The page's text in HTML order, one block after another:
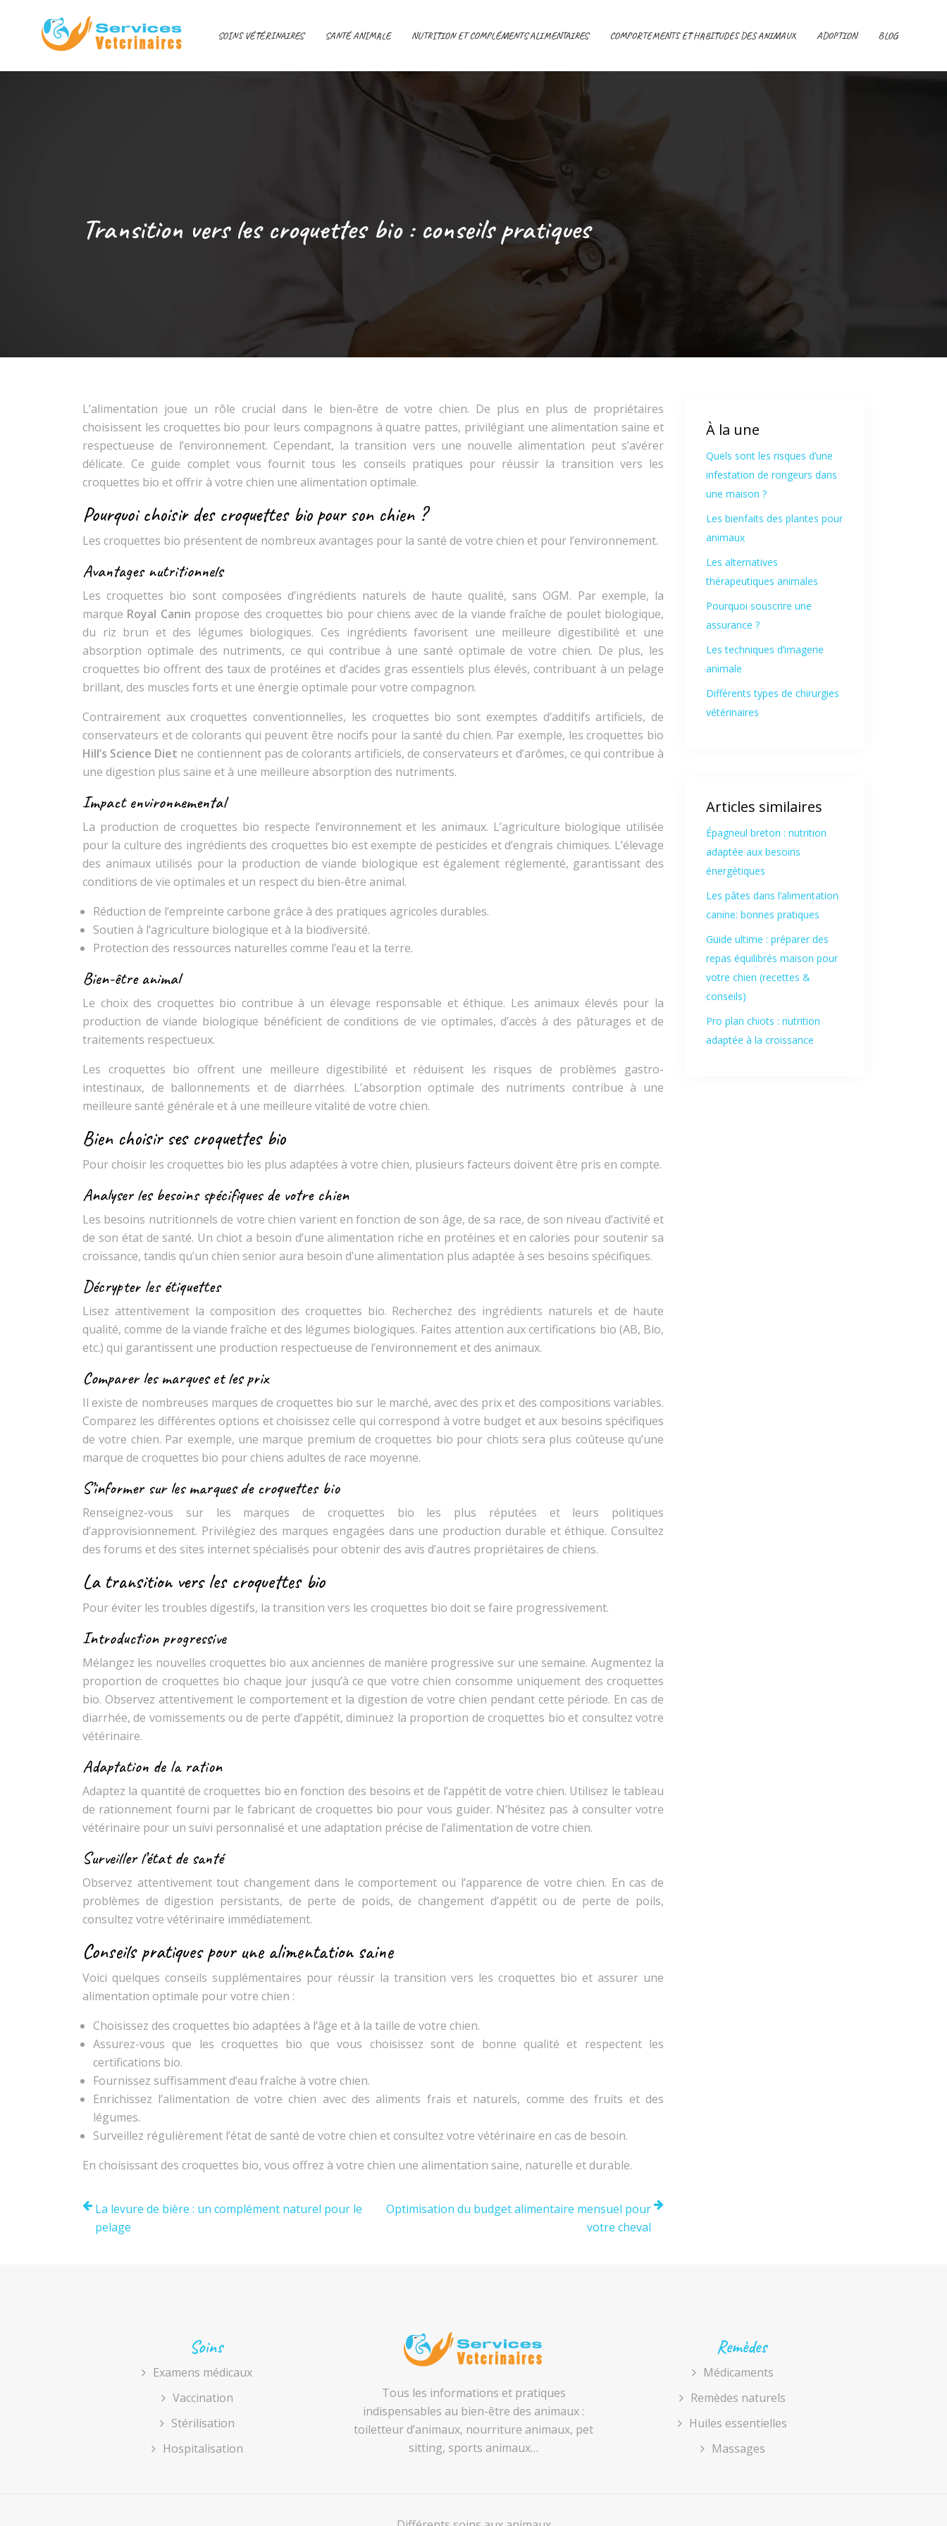
SOINS VÉTÉRINAIRES SANTÉ ANIMALE NUTRITION ET COMPLÉMENTS ALIMENTAIRES COMPORTEMENTS ET HABITUDES DES ANIMAUX ADOPTION BLOG
Transition vers les croquettes bio : conseils pratiques
L’alimentation joue un rôle crucial dans le bien-être de votre chien. De plus en plus de propriétaires
choisissent les croquettes bio pour leurs compagnons à quatre pattes, privilégiant une alimentation saine et
respectueuse de l’environnement. Cependant, la transition vers une nouvelle alimentation peut s’avérer
délicate. Ce guide complet vous fournit tous les conseils pratiques pour réussir la transition vers les
croquettes bio et offrir à votre chien une alimentation optimale.
Pourquoi choisir des croquettes bio pour son chien ?
Les croquettes bio présentent de nombreux avantages pour la santé de votre chien et pour l’environnement.
Avantages nutritionnels
Les croquettes bio sont composées d’ingrédients naturels de haute qualité, sans OGM. Par exemple, la
marque Royal Canin propose des croquettes bio pour chiens avec de la viande fraîche de poulet biologique,
du riz brun et des légumes biologiques. Ces ingrédients favorisent une meilleure digestibilité et une
absorption optimale des nutriments, ce qui contribue à une santé optimale de votre chien. De plus, les
croquettes bio offrent des taux de protéines et d’acides gras essentiels plus élevés, contribuant à un pelage
brillant, des muscles forts et une énergie optimale pour votre compagnon.
Contrairement aux croquettes conventionnelles, les croquettes bio sont exemptes d’additifs artificiels, de
conservateurs et de colorants qui peuvent être nocifs pour la santé du chien. Par exemple, les croquettes bio
Hill’s Science Diet ne contiennent pas de colorants artificiels, de conservateurs et d’arômes, ce qui contribue à
une digestion plus saine et à une meilleure absorption des nutriments.
Impact environnemental
La production de croquettes bio respecte l’environnement et les animaux. L’agriculture biologique utilisée
pour la culture des ingrédients des croquettes bio est exempte de pesticides et d’engrais chimiques. L’élevage
des animaux utilisés pour la production de viande biologique est également réglementé, garantissant des
conditions de vie optimales et un respect du bien-être animal.
Réduction de l’empreinte carbone grâce à des pratiques agricoles durables.
Soutien à l’agriculture biologique et à la biodiversité.
Protection des ressources naturelles comme l’eau et la terre.
Bien-être animal
Le choix des croquettes bio contribue à un élevage responsable et éthique. Les animaux élevés pour la
production de viande biologique bénéficient de conditions de vie optimales, d’accès à des pâturages et de
traitements respectueux.
Les croquettes bio offrent une meilleure digestibilité et réduisent les risques de problèmes gastro-
intestinaux, de ballonnements et de diarrhées. L’absorption optimale des nutriments contribue à une
meilleure santé générale et à une meilleure vitalité de votre chien.
Bien choisir ses croquettes bio
Pour choisir les croquettes bio les plus adaptées à votre chien, plusieurs facteurs doivent être pris en compte.
Analyser les besoins spécifiques de votre chien
Les besoins nutritionnels de votre chien varient en fonction de son âge, de sa race, de son niveau d’activité et
de son état de santé. Un chiot a besoin d’une alimentation riche en protéines et en calories pour soutenir sa
croissance, tandis qu’un chien senior aura besoin d’une alimentation plus adaptée à ses besoins spécifiques.
Décrypter les étiquettes
Lisez attentivement la composition des croquettes bio. Recherchez des ingrédients naturels et de haute
qualité, comme de la viande fraîche et des légumes biologiques. Faites attention aux certifications bio (AB, Bio,
etc.) qui garantissent une production respectueuse de l’environnement et des animaux.
Comparer les marques et les prix
Il existe de nombreuses marques de croquettes bio sur le marché, avec des prix et des compositions variables.
Comparez les différentes options et choisissez celle qui correspond à votre budget et aux besoins spécifiques
de votre chien. Par exemple, une marque premium de croquettes bio pour chiots sera plus coûteuse qu’une
marque de croquettes bio pour chiens adultes de race moyenne.
S’informer sur les marques de croquettes bio
Renseignez-vous sur les marques de croquettes bio les plus réputées et leurs politiques
d’approvisionnement. Privilégiez des marques engagées dans une production durable et éthique. Consultez
des forums et des sites internet spécialisés pour obtenir des avis d’autres propriétaires de chiens.
La transition vers les croquettes bio
Pour éviter les troubles digestifs, la transition vers les croquettes bio doit se faire progressivement.
Introduction progressive
Mélangez les nouvelles croquettes bio aux anciennes de manière progressive sur une semaine. Augmentez la
proportion de croquettes bio chaque jour jusqu’à ce que votre chien consomme uniquement des croquettes
bio. Observez attentivement le comportement et la digestion de votre chien pendant cette période. En cas de
diarrhée, de vomissements ou de perte d’appétit, diminuez la proportion de croquettes bio et consultez votre
vétérinaire.
Adaptation de la ration
Adaptez la quantité de croquettes bio en fonction des besoins et de l’appétit de votre chien. Utilisez le tableau
de rationnement fourni par le fabricant de croquettes bio pour vous guider. N’hésitez pas à consulter votre
vétérinaire pour un suivi personnalisé et une adaptation précise de l’alimentation de votre chien.
Surveiller l’état de santé
Observez attentivement tout changement dans le comportement ou l’apparence de votre chien. En cas de
problèmes de digestion persistants, de perte de poids, de changement d’appétit ou de perte de poils,
consultez votre vétérinaire immédiatement.
Conseils pratiques pour une alimentation saine
Voici quelques conseils supplémentaires pour réussir la transition vers les croquettes bio et assurer une
alimentation optimale pour votre chien :
Choisissez des croquettes bio adaptées à l’âge et à la taille de votre chien.
Assurez-vous que les croquettes bio que vous choisissez sont de bonne qualité et respectent les
certifications bio.
Fournissez suffisamment d’eau fraîche à votre chien.
Enrichissez l’alimentation de votre chien avec des aliments frais et naturels, comme des fruits et des
légumes.
Surveillez régulièrement l’état de santé de votre chien et consultez votre vétérinaire en cas de besoin.
En choisissant des croquettes bio, vous offrez à votre chien une alimentation saine, naturelle et durable.
La levure de bière : un complément naturel pour le
pelage
Optimisation du budget alimentaire mensuel pour
votre cheval
À la une
Quels sont les risques d’une
infestation de rongeurs dans
une maison ?
Les bienfaits des plantes pour
animaux
Les alternatives
thérapeutiques animales
Pourquoi souscrire une
assurance ?
Les techniques d’imagerie
animale
Différents types de chirurgies
vétérinaires
Articles similaires
Épagneul breton : nutrition
adaptée aux besoins
énergétiques
Les pâtes dans l’alimentation
canine: bonnes pratiques
Guide ultime : préparer des
repas équilibrés maison pour
votre chien (recettes &
conseils)
Pro plan chiots : nutrition
adaptée à la croissance
Soins
Examens médicaux
Vaccination
Stérilisation
Hospitalisation
Tous les informations et pratiques
indispensables au bien-être des animaux :
toiletteur d’animaux, nourriture animaux, pet
sitting, sports animaux…
Remèdes
Médicaments
Remèdes naturels
Huiles essentielles
Massages